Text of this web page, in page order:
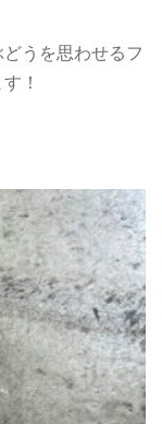
うを思わせるフ
！